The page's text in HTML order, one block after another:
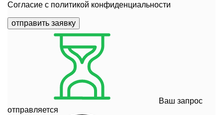
Согласие с политикой конфиденциальности
отправить заявку
Ваш запрос
отправляется